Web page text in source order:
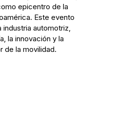
epicentro de la
Este evento
industria automotriz,
la innovación y la
de la movilidad.